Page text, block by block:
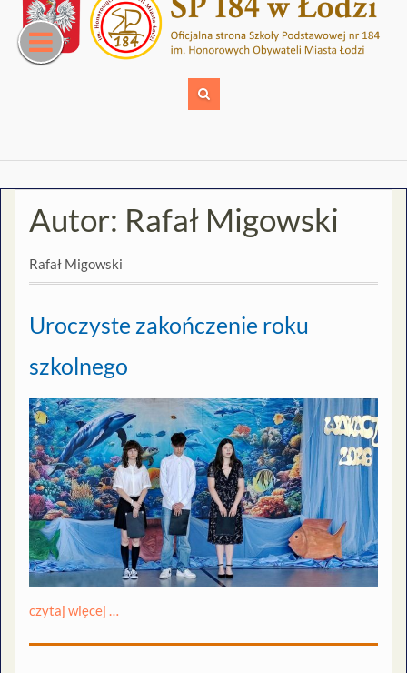
content
Autor: Rafał Migowski
Rafał Migowski
Uroczyste zakończenie roku
szkolnego
czytaj więcej …